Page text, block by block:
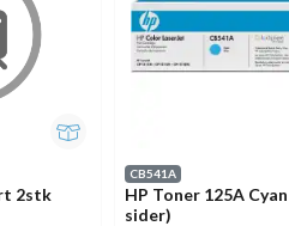
2stk
CB541A
HP Toner 125A
sider)